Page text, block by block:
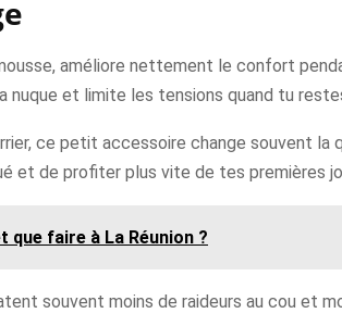
améliore nettement le confort
nuque et limite les tensions quand tu
ce petit accessoire change souvent
et de profiter plus vite de tes premières
que faire à La Réunion ?
souvent moins de raideurs au cou et